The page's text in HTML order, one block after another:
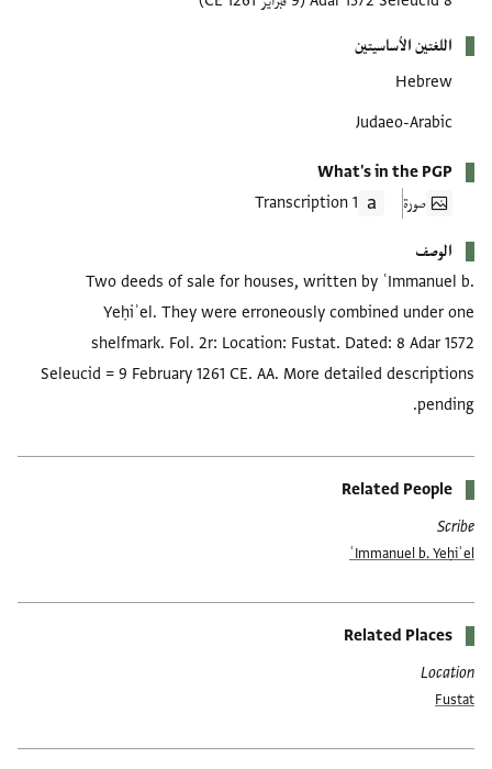
اللغتين الأساسيتين
Hebrew
Judaeo-Arabic
What's in the PGP
صورة
1 Transcription
الوصف
Two deeds of sale for houses, written by ʿImmanuel b.
Yeḥiʾel. They were erroneously combined under one
shelfmark. Fol. 2r: Location: Fustat. Dated: 8 Adar 1572
Seleucid = 9 February 1261 CE. AA. More detailed descriptions
pending.
Related People
Scribe
ʿImmanuel b. Yeḥiʾel
Related Places
Location
Fustat